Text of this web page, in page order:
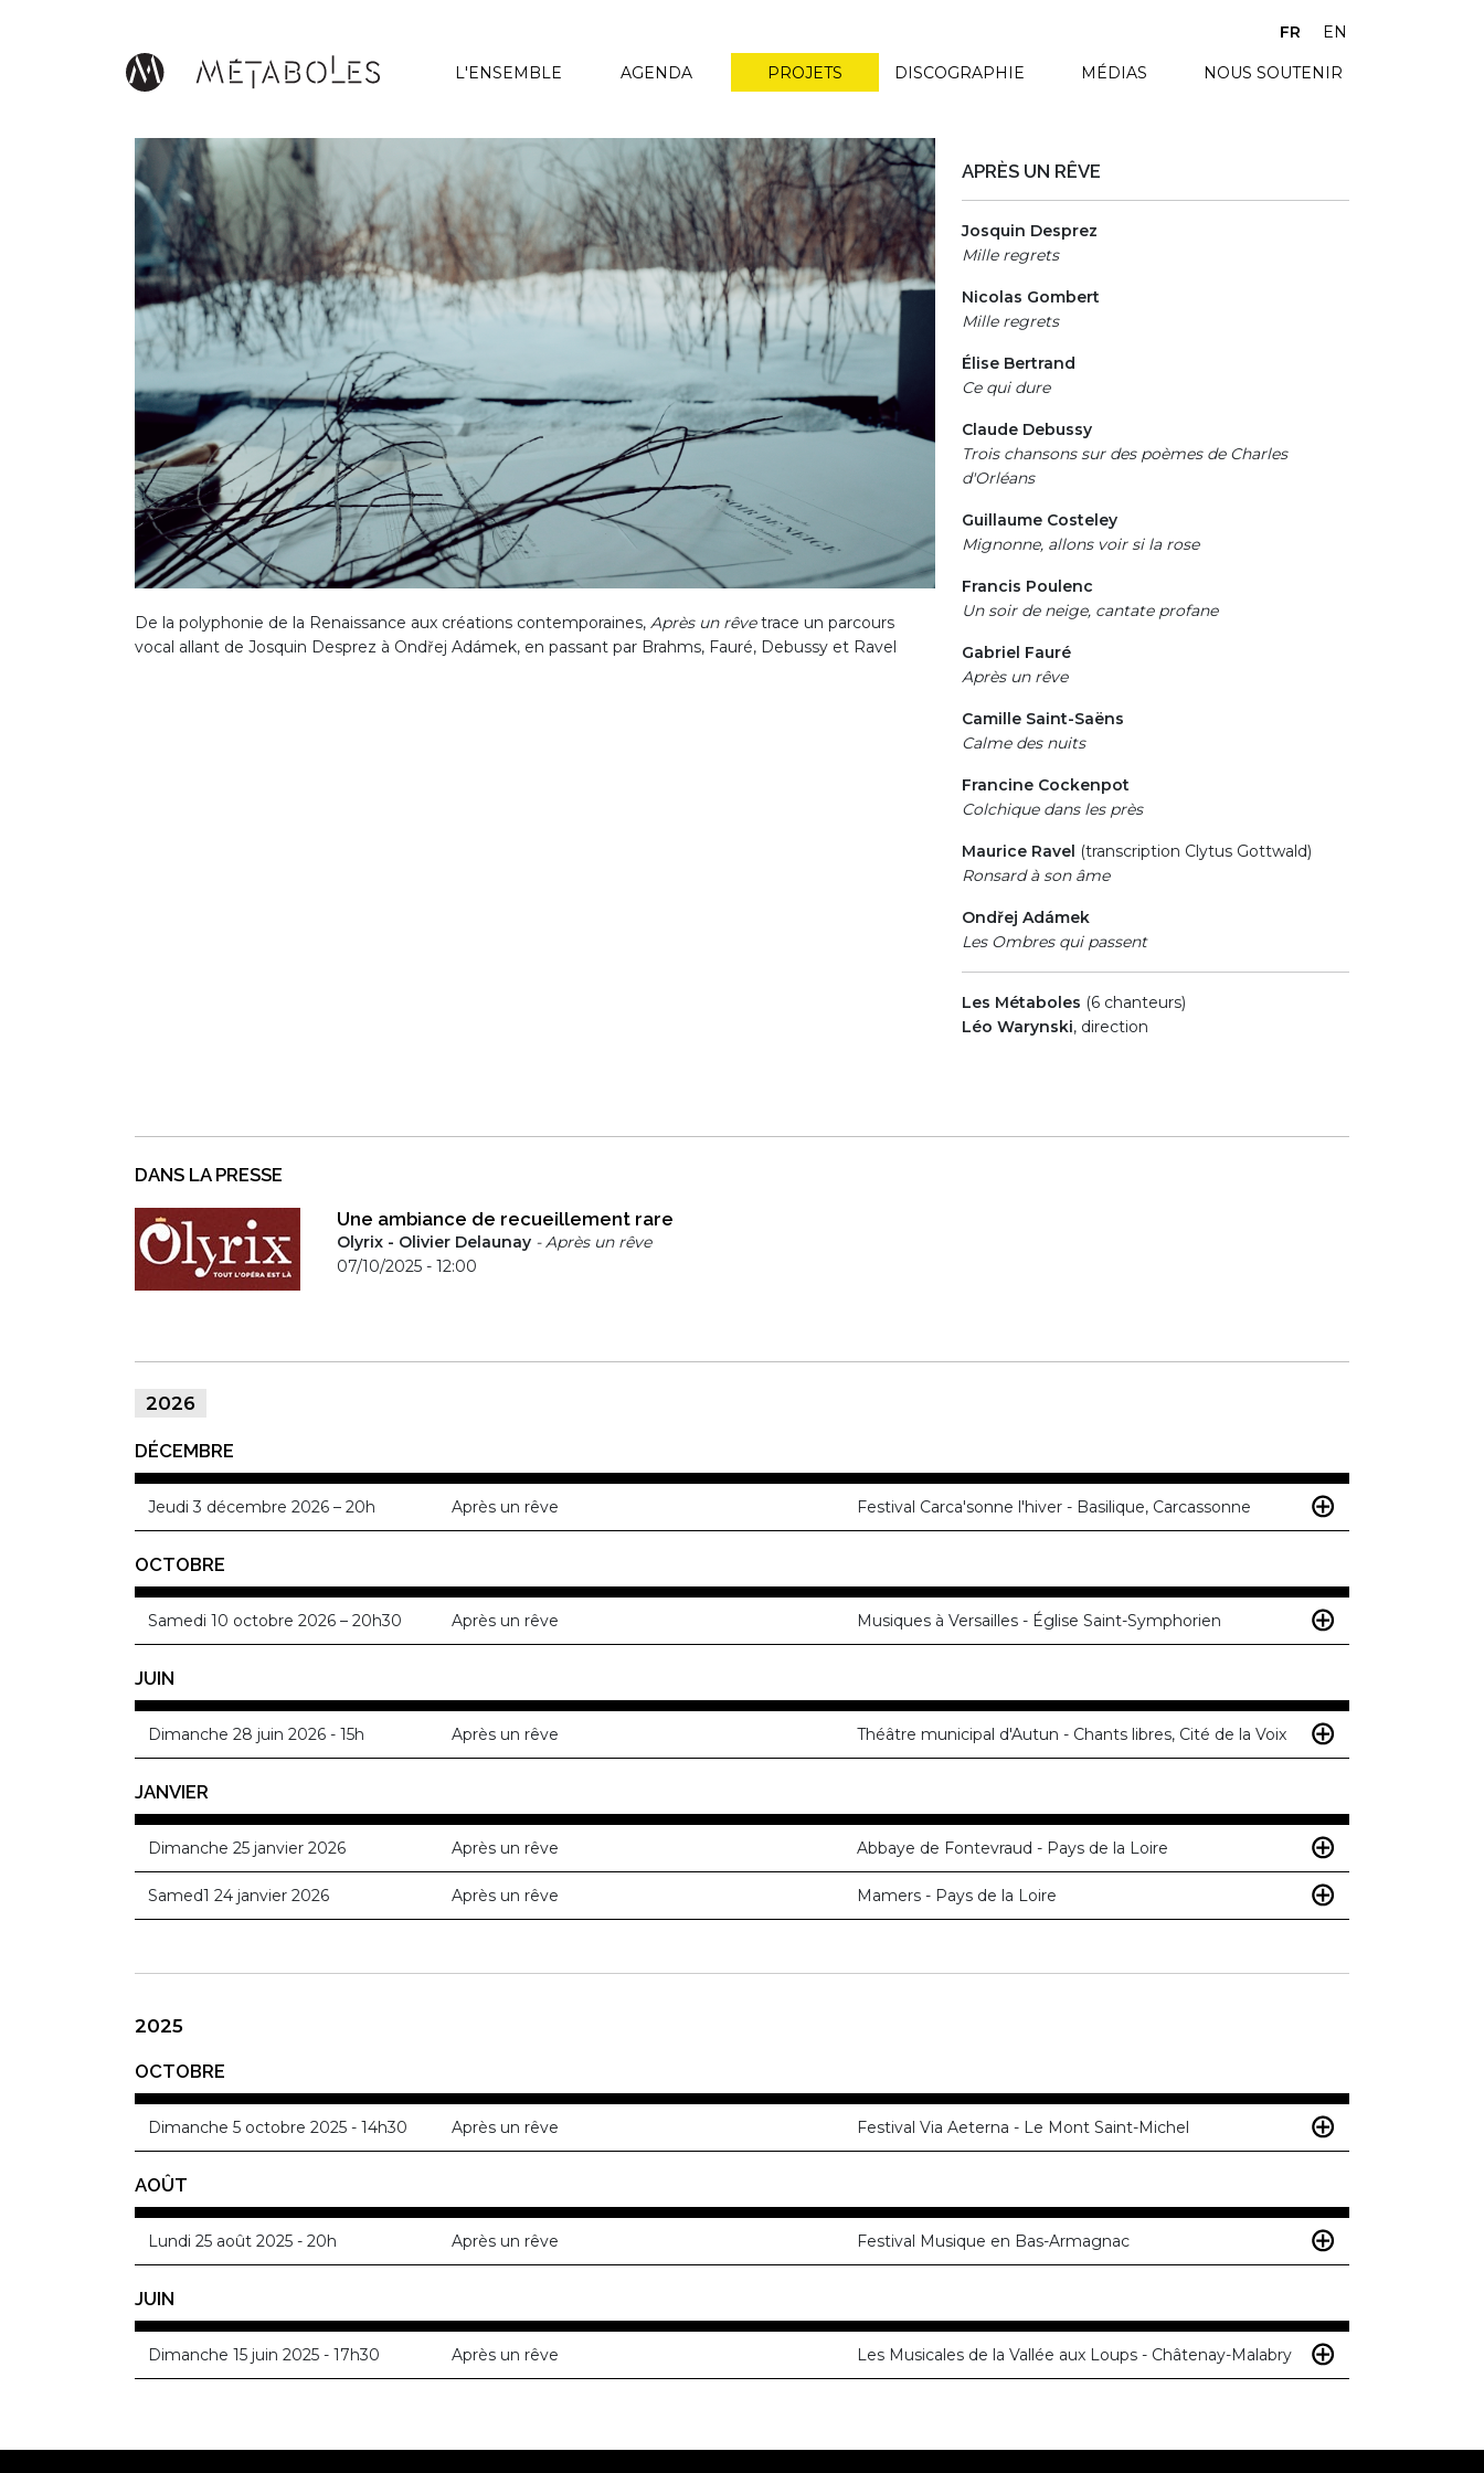
EN
FR
L'ENSEMBLE AGENDA PROJETS DISCOGRAPHIE MÉDIAS NOUS SOUTENIR
De la polyphonie de la Renaissance aux créations contemporaines, Après un rêvetrace un parcours
vocal allant de Josquin Desprez à Ondřej Adámek, en passant par Brahms, Fauré, Debussy et Ravel
APRÈS UN RÊVE
Josquin Desprez
Mille regrets
Nicolas Gombert
Mille regrets
Élise Bertrand
Ce qui dure
Claude Debussy
Trois chansons sur des poèmes de Charles
d'Orléans
Guillaume Costeley
Mignonne, allons voir si la rose
Francis Poulenc
Un soir de neige, cantate profane
Gabriel Fauré
Après un rêve
Camille Saint-Saëns
Calme des nuits
Francine Cockenpot
Colchique dans les près
Maurice Ravel (transcription Clytus Gottwald)
Ronsard à son âme
Ondřej Adámek
Les Ombres qui passent
Les Métaboles (6 chanteurs)
Léo Warynski, direction
DANS LA PRESSE
Une ambiance de recueillement rare
Olyrix - Olivier Delaunay - Après un rêve
07/10/2025 - 12:00
2026
DÉCEMBRE
Jeudi 3 décembre 2026 – 20h Après un rêve Festival Carca'sonne l'hiver - Basilique, Carcassonne
OCTOBRE
Samedi 10 octobre 2026 – 20h30 Après un rêve Musiques à Versailles - Église Saint-Symphorien
JUIN
Dimanche 28 juin 2026 - 15h Après un rêve Théâtre municipal d'Autun - Chants libres, Cité de la Voix
JANVIER
Dimanche 25 janvier 2026 Après un rêve Abbaye de Fontevraud - Pays de la Loire
Samed1 24 janvier 2026 Après un rêve Mamers - Pays de la Loire
2025
OCTOBRE
Dimanche 5 octobre 2025 - 14h30 Après un rêve Festival Via Aeterna - Le Mont Saint-Michel
AOÛT
Lundi 25 août 2025 - 20h Après un rêve Festival Musique en Bas-Armagnac
JUIN
Dimanche 15 juin 2025 - 17h30 Après un rêve Les Musicales de la Vallée aux Loups - Châtenay-Malabry